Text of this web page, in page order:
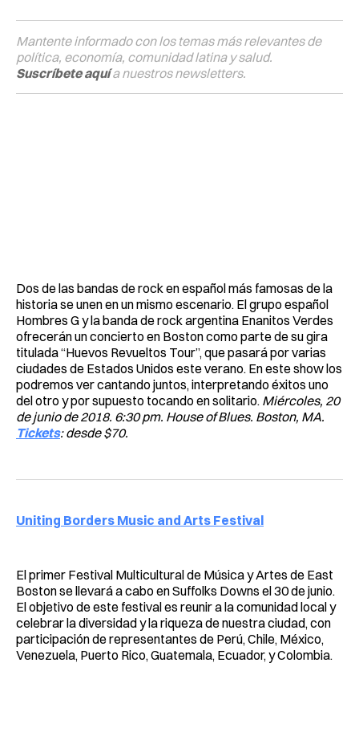
Mantente informado con los temas más relevantes de
política, economía, comunidad latina y salud.
Suscríbete aquía nuestros newsletters.
Dos de las bandas de rock en español más famosas de la
historia se unen en un mismo escenario. El grupo español
Hombres G y la banda de rock argentina Enanitos Verdes
ofrecerán un concierto en Boston como parte de su gira
titulada “Huevos Revueltos Tour”, que pasará por varias
ciudades de Estados Unidos este verano. En este show los
podremos ver cantando juntos, interpretando éxitos uno
del otro y por supuesto tocando en solitario. Miércoles, 20
de junio de 2018. 6:30 pm. House of Blues. Boston, MA.
Tickets: desde $70.
Uniting Borders Music and Arts Festival
El primer Festival Multicultural de Música y Artes de East
Boston se llevará a cabo en Suffolks Downs el 30 de junio.
El objetivo de este festival es reunir a la comunidad local y
celebrar la diversidad y la riqueza de nuestra ciudad, con
participación de representantes de Perú, Chile, México,
Venezuela, Puerto Rico, Guatemala, Ecuador, y Colombia.